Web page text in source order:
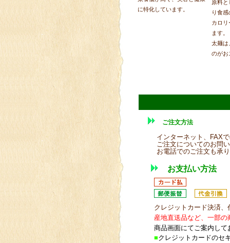
に特化しています。
原料と
り食
カロリ
ます。
太麺は
のがお
ご注文方法
インターネット、FAX
ご注文についてのお問
お電話でのご注文も承
お支払い方法
クレジットカード決済
産地直送品など、一部
商品画面にてご案内し
■クレジットカードのセ